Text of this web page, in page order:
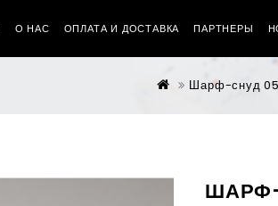
О НАС ОПЛАТА И ДОСТАВКА ПАРТНЕРЫ
Шарф-снуд
ШАРФ-